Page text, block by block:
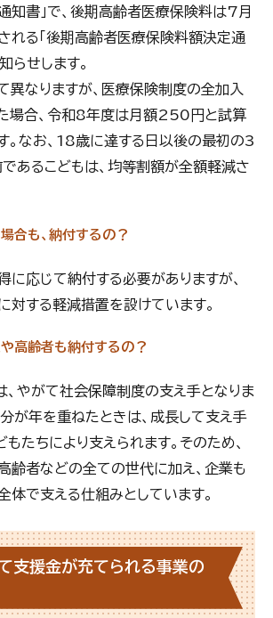
知書」で、後期高齢者医療保険料は7月
れる「後期高齢者医療保険料額決定通
らせします。
異なりますが、医療保険制度の全加入
場合、令和8年度は月額250円と試算
。なお、18歳に達する日以後の最初の3
あるこどもは、均等割額が全額軽減さ
合も、納付するの？
に応じて納付する必要がありますが、
対する軽減措置を設けています。
高齢者も納付するの？
、やがて社会保障制度の支え手となりま
分が年を重ねたときは、成長して支え手
もたちにより支えられます。そのため、
齢者などの全ての世代に加え、企業も
体で支える仕組みとしています。
支援金が充てられる事業の